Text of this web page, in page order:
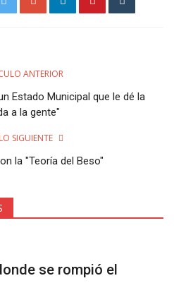
ANTERIOR
Estado Municipal que le dé la
a la gente"
SIGUIENTE
la "Teoría del Beso"
se rompió el